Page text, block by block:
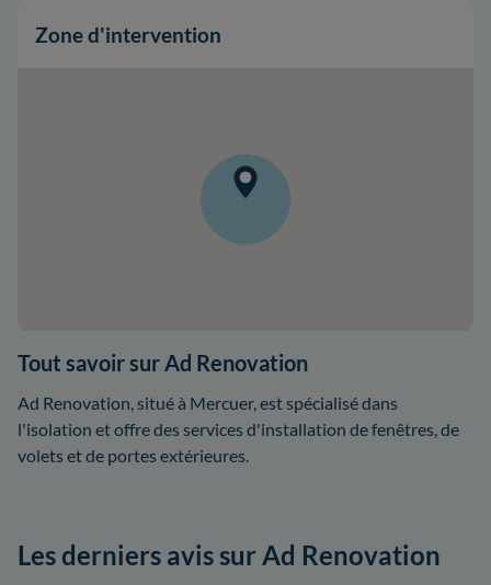
Zone d'intervention
Tout savoir sur Ad Renovation
Ad Renovation, situé à Mercuer, est spécialisé dans
l'isolation et offre des services d'installation de fenêtres, de
volets et de portes extérieures.
Les derniers avis sur Ad Renovation